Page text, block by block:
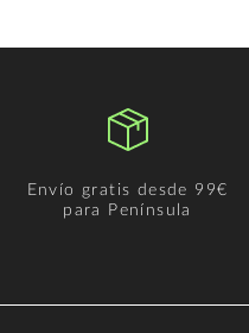
Envío gratis desde 99€
para Península